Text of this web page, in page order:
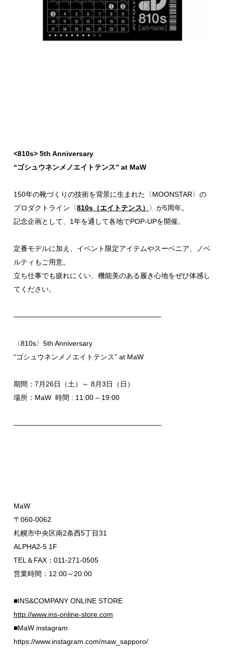
<810s> 5th Anniversary
“ゴシュウネンメノエイトテンス” at MaW
150年の靴づくりの技術を背景に生まれた〈MOONSTAR〉の
プロダクトライン〈810s（エイトテンス）
〉が5周年。
記念企画として、1年を通して各地でPOP-UPを開催。
定番モデルに加え、イベント限定アイテムやスーベニア、ノベ
ルティもご用意。
立ち仕事でも疲れにくい、機能美のある履き心地をぜひ体感し
てください。
—————————————————————
〈810s〉5th Anniversary
“ゴシュウネンメノエイトテンス” at MaW
期間：7月26日（土）～ 8月3日（日）
場所：MaW 時間 : 11:00 – 19:00
—————————————————————
MaW
〒060-0062
札幌市中央区南2条西5丁目31
ALPHA2-5 1F
TEL＆FAX：011-271-0505
営業時間：12:00～20:00
■INS&COMPANY ONLINE STORE
http://www.ins-online-store.com
■MaW instagram
https://www.instagram.com/maw_sapporo/